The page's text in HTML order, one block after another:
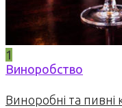
1
Виноробство
Виноробні та пивні